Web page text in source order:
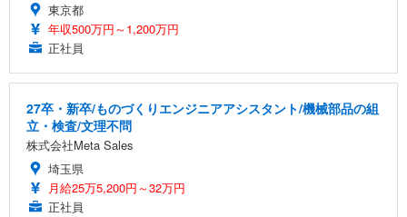
東京都
年収500万円～1,200万円
正社員
27卒・新卒/ものづくりエンジニアアシスタント/機械部品の組
立・検査/文理不問
株式会社Meta Sales
埼玉県
月給25万5,200円～32万円
正社員